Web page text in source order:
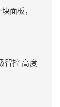
面板，
智控 高度